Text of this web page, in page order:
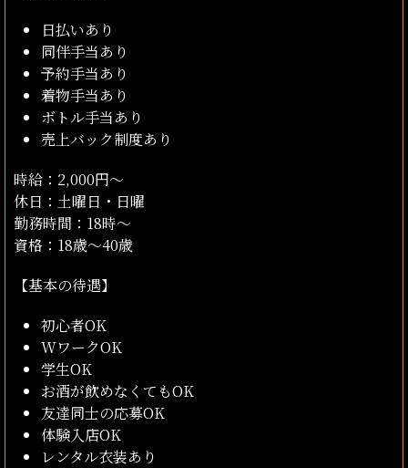
日払いあり
同伴手当あり
予約手当あり
着物手当あり
ボトル手当あり
売上バック制度あり
時給：2,000円〜
休日：土曜日・日曜
勤務時間：18時～
資格：18歳～40歳
【基本の待遇】
初心者OK
WワークOK
学生OK
お酒が飲めなくてもOK
友達同士の応募OK
体験入店OK
レンタル衣装あり